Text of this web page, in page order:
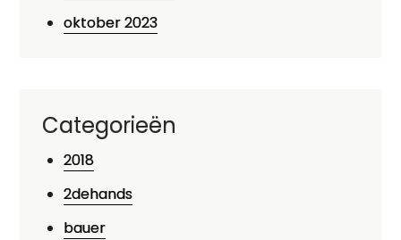
oktober 2023
Categorieën
2018
2dehands
bauer